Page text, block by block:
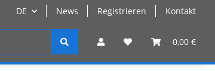
DE News Registrieren Kontakt
0,00 €